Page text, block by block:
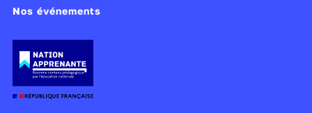
Nos événements